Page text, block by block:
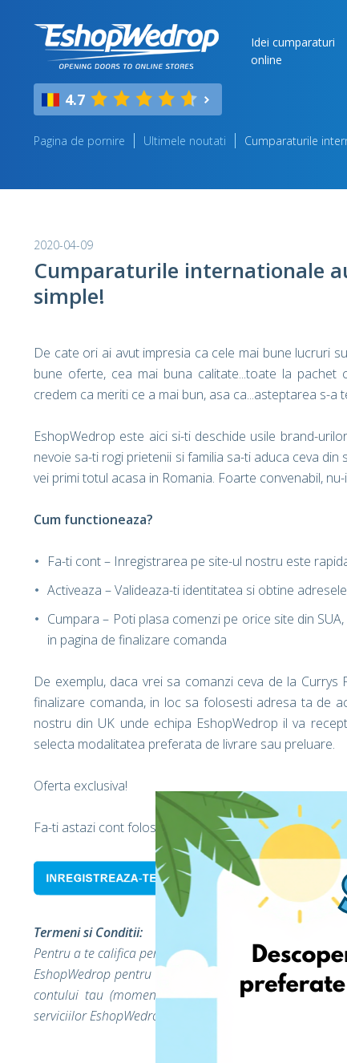
Idei cumparaturi
online
4.7
Pagina de pornire Ultimele noutati Cumparaturile
2020-04-09
Cumparaturile internationale
simple!
De cate ori ai avut impresia ca cele mai bune lucruri
bune oferte, cea mai buna calitate...toate la pachet
credem ca meriti ce a mai bun, asa ca...asteptarea s-a
EshopWedrop este aici si-ti deschide usile brand-
nevoie sa-ti rogi prietenii si familia sa-ti aduca ceva
vei primi totul acasa in Romania. Foarte convenabil, nu-
Cum functioneaza?
Fa-ti cont – Inregistrarea pe site-ul nostru este
Activeaza – Valideaza-ti identitatea si obtine
Cumpara – Poti plasa comenzi pe orice site din
in pagina de finalizare comanda
De exemplu, daca vrei sa comanzi ceva de la
finalizare comanda, in loc sa folosesti adresa ta de
nostru din UK unde echipa EshopWedrop il va
selecta modalitatea preferata de livrare sau preluare.
Oferta exclusiva!
Fa-ti astazi cont folosind codul promotionalES35la
Termeni si Conditii:
Pentru a te califica pentru livrarea gratuita
EshopWedrop pentru cumparaturi. Cuponul de livrare
contului tau (momentul deblocarii adreselor
serviciilor EshopWedrop de pana la 50 RON si nu